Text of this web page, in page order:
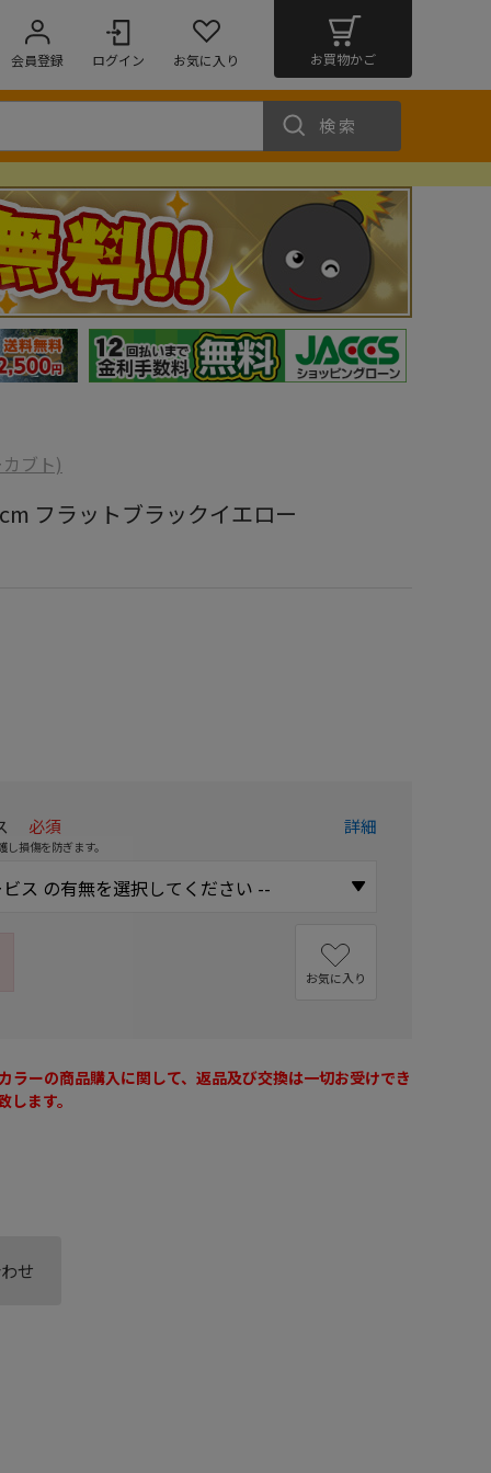
会員登録 ログイン お気に入り お買物かご
検索
ブト)
フラットブラックイエロー
必須
損傷を防ぎます。
詳細
お気に入り
ラーの商品購入に関して、返品及び交換は一切お受けでき
ます。
せ